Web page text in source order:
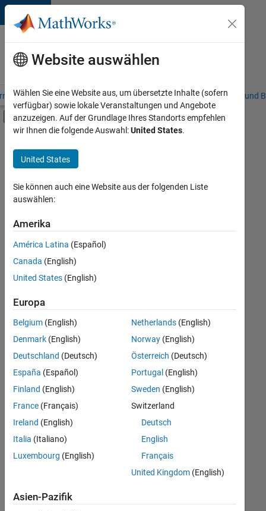
Weiter zum Inhalt
Karriere
bei
MathWorks
– Übersicht Stellensuche Niederlassungen Studierende und
Umschaltung für Off-Canvas-
Hauptinhalt
Commercial Sales
Technical Sales Engineering
+1
Ausgewählte
speichern
Es
wurden
nicht
alle
Stellen
übersetzt.
Filtern
Sie
nach
einem
bestimmten
Standort,
Stellenangebote
in
Website auswählen
Wählen Sie eine Website aus, um übersetzte Inhalte (sofern
verfügbar) sowie lokale Veranstaltungen und Angebote
anzuzeigen. Auf der Grundlage Ihres Standorts empfehlen
wir Ihnen die folgende Auswahl:United States.
United States
Sie können auch eine Website aus der folgenden Liste
auswählen:
Amerika
América Latina (Español)
Canada (English)
United States (English)
Europa
Belgium (English)
Denmark (English)
Deutschland (Deutsch)
España (Español)
Finland (English)
France (Français)
Ireland (English)
Italia (Italiano)
Luxembourg (English)
Netherlands(English)
Norway(English)
Österreich (Deutsch)
Portugal (English)
Sweden (English)
Switzerland
Deutsch
English
Français
United Kingdom(English)
Asien-Pazifik